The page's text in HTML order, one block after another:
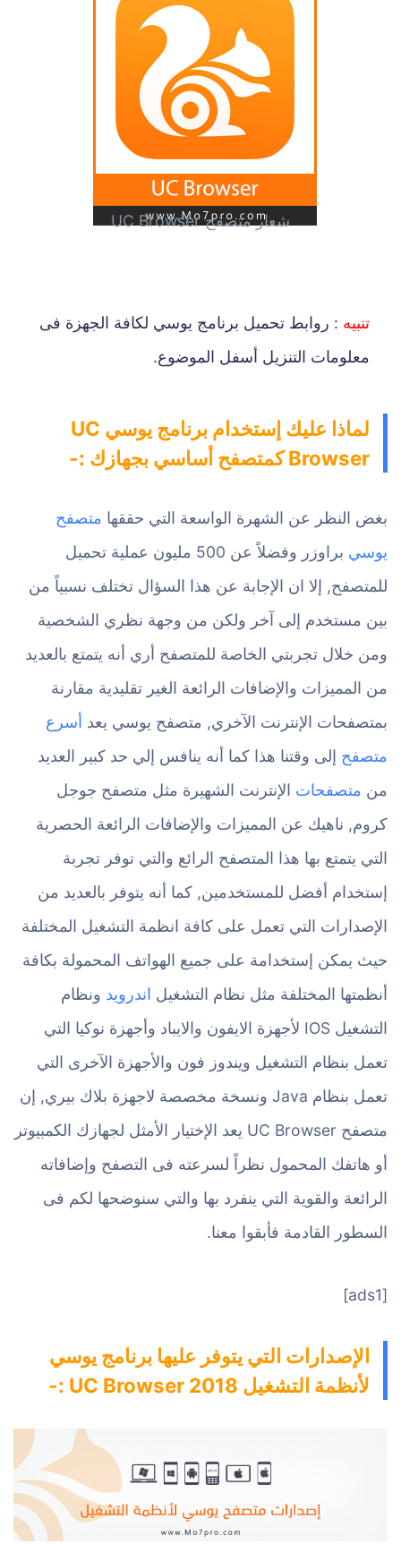
شعار متصفح UC Browser
تنبيه : روابط تحميل برنامج يوسي لكافة الجهزة فى
معلومات التنزيل أسفل الموضوع.
لماذا عليك إستخدام برنامج يوسي UC
Browser كمتصفح أساسي بجهازك :-
بغض النظر عن الشهرة الواسعة التي حققها متصفح
يوسي
براوزر وفضلاً عن 500 مليون عملية تحميل
للمتصفح, إلا ان الإجابة عن هذا السؤال تختلف نسبياً من
بين مستخدم إلى آخر ولكن من وجهة نظري الشخصية
ومن خلال تجربتي الخاصة للمتصفح أري أنه يتمتع بالعديد
من المميزات والإضافات الرائعة الغير تقليدية مقارنة
بمتصفحات الإنترنت الآخري, متصفح يوسي يعد أسرع
متصفح إلى وقتنا هذا كما أنه ينافس إلي حد كبير العديد
من متصفحات الإنترنت الشهيرة مثل متصفح جوجل
كروم, ناهيك عن المميزات والإضافات الرائعة الحصرية
التي يتمتع بها هذا المتصفح الرائع والتي توفر تجربة
إستخدام أفضل للمستخدمين, كما أنه يتوفر بالعديد من
الإصدارات التي تعمل على كافة انظمة التشغيل المختلفة
حيث يمكن إستخدامة على جميع الهواتف المحمولة بكافة
أنظمتها المختلفة مثل نظام التشغيل اندرويد ونظام
التشغيل IOS لأجهزة الايفون والايباد وأجهزة نوكيا التي
تعمل بنظام التشغيل ويندوز فون والأجهزة الآخرى التي
تعمل بنظام Java ونسخة مخصصة لاجهزة بلاك بيري, إن
متصفح UC Browser يعد الإختيار الأمثل لجهازك الكمبيوتر
أو هاتفك المحمول نظراً لسرعته فى التصفح وإضافاته
الرائعة والقوية التي ينفرد بها والتي سنوضحها لكم فى
السطور القادمة فأبقوا معنا.
[ads1]
الإصدارات التي يتوفر عليها برنامج يوسي
لأنظمة التشغيل UC Browser 2018 :-